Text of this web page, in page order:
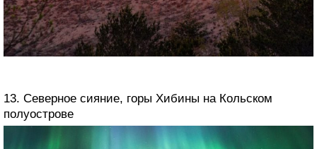
13. Северное сияние, горы Хибины на Кольском
полуострове